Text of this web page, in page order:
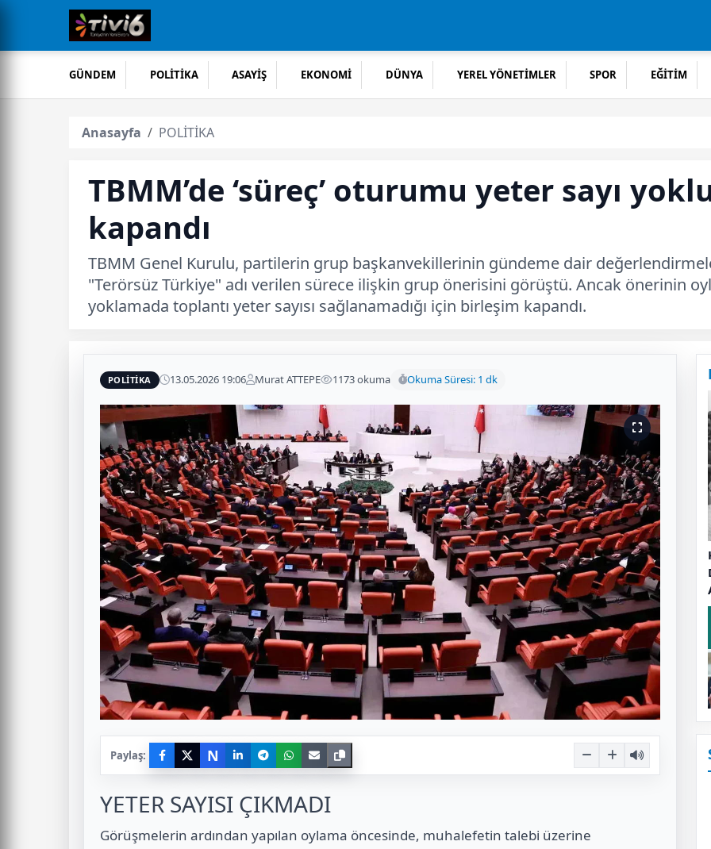
GÜNDEM POLİTİKA ASAYİŞ EKONOMİ DÜNYA YEREL YÖNETİMLER SPOR EĞİTİM
Anasayfa POLİTİKA
TBMM’de ‘süreç’ oturumu yeter sayı
kapandı
TBMM Genel Kurulu, partilerin grup başkanvekillerinin gündeme dair
"Terörsüz Türkiye" adı verilen sürece ilişkin grup önerisini görüştü. Ancak önerinin
yoklamada toplantı yeter sayısı sağlanamadığı için birleşim kapandı.
POLİTİKA 13.05.2026 19:06 Murat ATTEPE 1173 okuma Okuma Süresi: 1 dk
Paylaş: N
YETER SAYISI ÇIKMADI
Görüşmelerin ardından yapılan oylama öncesinde, muhalefetin talebi üzerine